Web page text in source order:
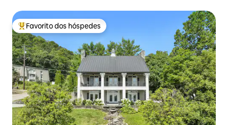
Favoritos dos hóspedes mais apreciados
Favorito dos hóspedes